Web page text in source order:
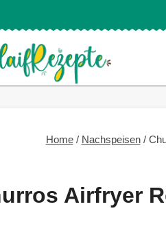
Home / Nachspeisen /
Airfryer